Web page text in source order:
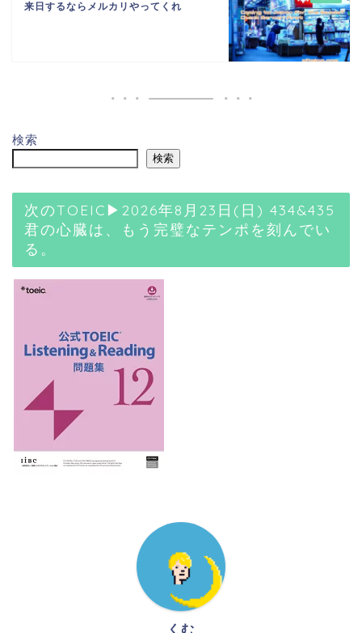
来日するならメルカリやってくれ
検索
検索
次のTOEIC▶2026年8月23日(日) 434&435
君の心臓は、もう完璧なテンポを刻んでい
る。
くむ